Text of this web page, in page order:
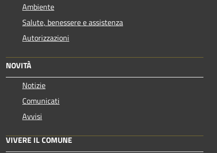
Ambiente
Salute, benessere e assistenza
Autorizzazioni
NOVITÀ
Notizie
Comunicati
Avvisi
VIVERE IL COMUNE